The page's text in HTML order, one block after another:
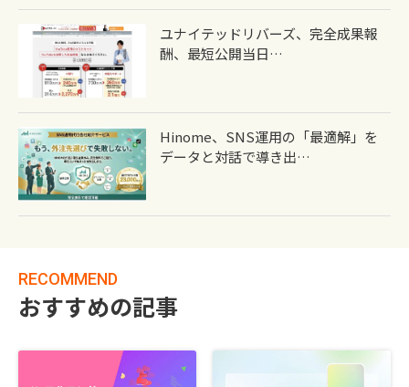
ユナイテッドリバーズ、完全成果報
酬、最短公開当日…
Hinome、SNS運用の「最適解」を
データと対話で導き出…
RECOMMEND
おすすめの記事